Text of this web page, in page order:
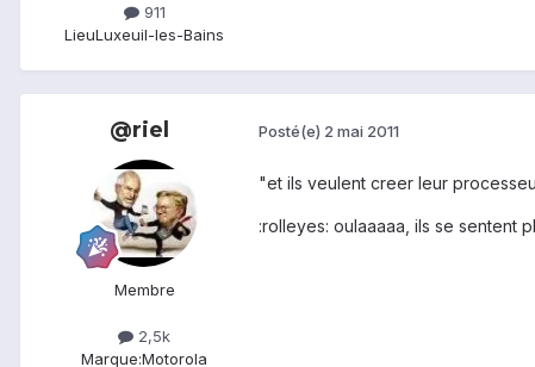
911
LieuLuxeuil-les-Bains
@riel
Membre
2,5k
Marque:Motorola
Posté(e) 2 mai 2011
"et ils veulent creer leur
:rolleyes: oulaaaaa, ils se sentent